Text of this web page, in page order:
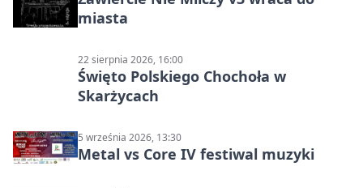
miasta
22 sierpnia 2026, 16:00
Święto Polskiego Chochoła w
Skarżycach
5 września 2026, 13:30
Metal vs Core IV festiwal muzyki